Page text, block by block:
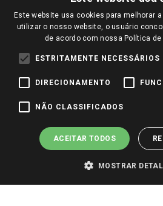
Notícias
Perguntas frequentes
Identidade Visual
Trocas e Devoluções
Redes Sociais
Pagamento e Segurança
Este website usa cookies para melhorar
utilizar o nosso website, o usuário
de acordo com nossa Política de
ESTRITAMENTE NECESSÁRIOS
DIRECIONAMENTO
NÃO CLASSIFICADOS
ACEITAR TODOS
MOSTRAR